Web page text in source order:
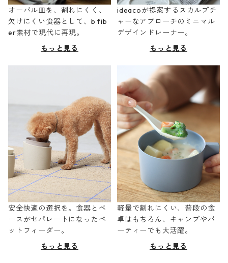
オーバル皿を、割れにくく、
欠けにくい食器として、b fib
er素材で現代に再現。
もっと見る
ideacoが提案するスカルプチ
ャーなアプローチのミニマル
デザインドレーナー。
もっと見る
安全快適の選択を。食器とベ
ースがセパレートになったペ
ットフィーダー。
もっと見る
軽量で割れにくい、普段の食
卓はもちろん、キャンプやパ
ーティーでも大活躍。
もっと見る